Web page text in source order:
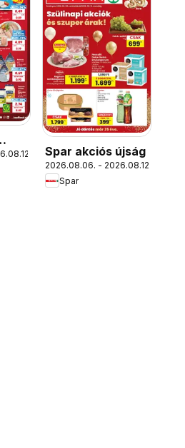
Spar akciós újság
2026.08.06. - 2026.08.12.
Spar